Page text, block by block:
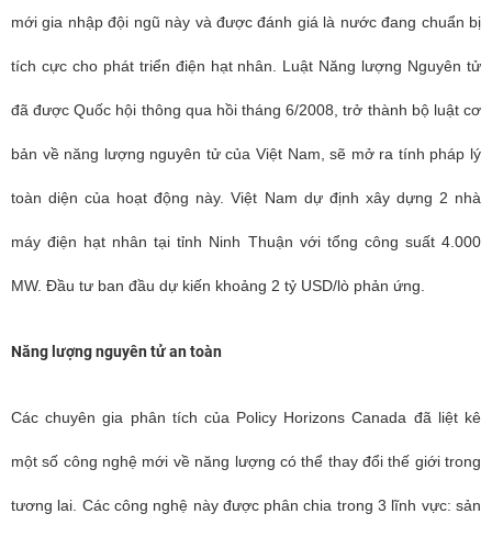
mới gia nhập đội ngũ này và được đánh giá là nước đang chuẩn bị
tích cực cho phát triển điện hạt nhân. Luật Năng lượng Nguyên tử
đã được Quốc hội thông qua hồi tháng 6/2008, trở thành bộ luật cơ
bản về năng lượng nguyên tử của Việt Nam, sẽ mở ra tính pháp lý
toàn diện của hoạt động này. Việt Nam dự định xây dựng 2 nhà
máy điện hạt nhân tại tỉnh Ninh Thuận với tổng công suất 4.000
MW. Đầu tư ban đầu dự kiến khoảng 2 tỷ USD/lò phản ứng.
Năng lượng nguyên tử an toàn
Các chuyên gia phân tích của Policy Horizons Canada đã liệt kê
một số công nghệ mới về năng lượng có thể thay đổi thế giới trong
tương lai. Các công nghệ này được phân chia trong 3 lĩnh vực: sản